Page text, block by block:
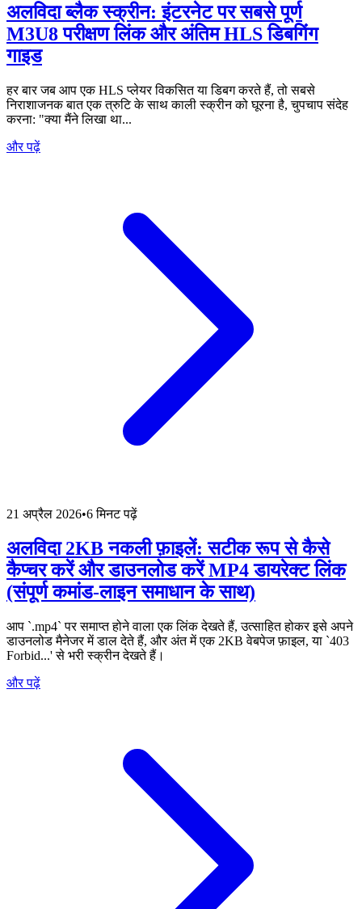
अलविदा ब्लैक स्क्रीन: इंटरनेट पर सबसे पूर्ण
M3U8 परीक्षण लिंक और अंतिम HLS डिबगिंग
गाइड
हर बार जब आप एक HLS प्लेयर विकसित या डिबग करते हैं, तो सबसे
निराशाजनक बात एक त्रुटि के साथ काली स्क्रीन को घूरना है, चुपचाप संदेह
करना: "क्या मैंने लिखा था...
और पढ़ें
21 अप्रैल 2026•6 मिनट पढ़ें
अलविदा 2KB नकली फ़ाइलें: सटीक रूप से कैसे
कैप्चर करें और डाउनलोड करें MP4 डायरेक्ट लिंक
(संपूर्ण कमांड-लाइन समाधान के साथ)
आप `.mp4` पर समाप्त होने वाला एक लिंक देखते हैं, उत्साहित होकर इसे अपने
डाउनलोड मैनेजर में डाल देते हैं, और अंत में एक 2KB वेबपेज फ़ाइल, या `403
Forbid...' से भरी स्क्रीन देखते हैं।
और पढ़ें